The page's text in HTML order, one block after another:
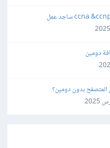
دومين
بدون دومين؟